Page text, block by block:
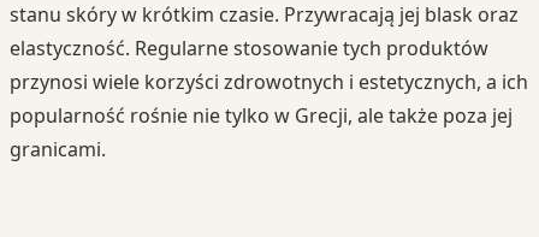
stanu skóry w krótkim czasie. Przywracają jej blask oraz
elastyczność. Regularne stosowanie tych produktów
przynosi wiele korzyści zdrowotnych i estetycznych, a ich
popularność rośnie nie tylko w Grecji, ale także poza jej
granicami.